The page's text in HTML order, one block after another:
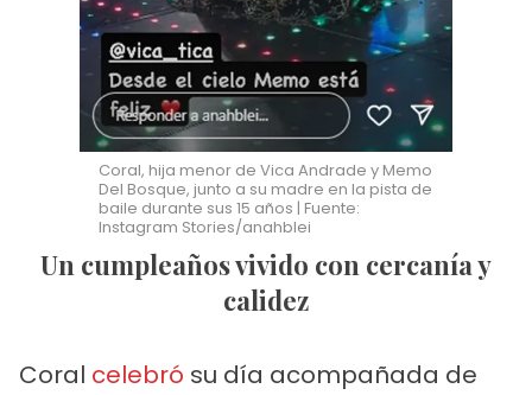
Coral, hija menor de Vica Andrade y Memo
Del Bosque, junto a su madre en la pista de
baile durante sus 15 años | Fuente:
Instagram Stories/anahblei
Un cumpleaños vivido con cercanía y
calidez
Coral celebró su día acompañada de